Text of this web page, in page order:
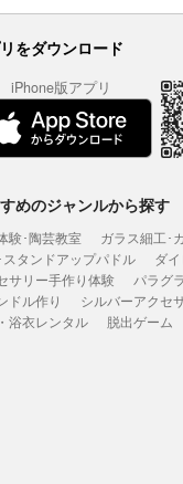
をダウンロード
iPhone版アプリ
めのジャンルから探す
験･陶芸教室 ガラス細工･
スタンドアップパドル
ダ
サリー手作り体験
パラグ
ドル作り
シルバーアクセ
浴衣レンタル
脱出ゲーム